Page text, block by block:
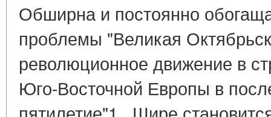
Обширна и постоянно
проблемы "Великая
революционное движение в
Юго-Восточной Европы в